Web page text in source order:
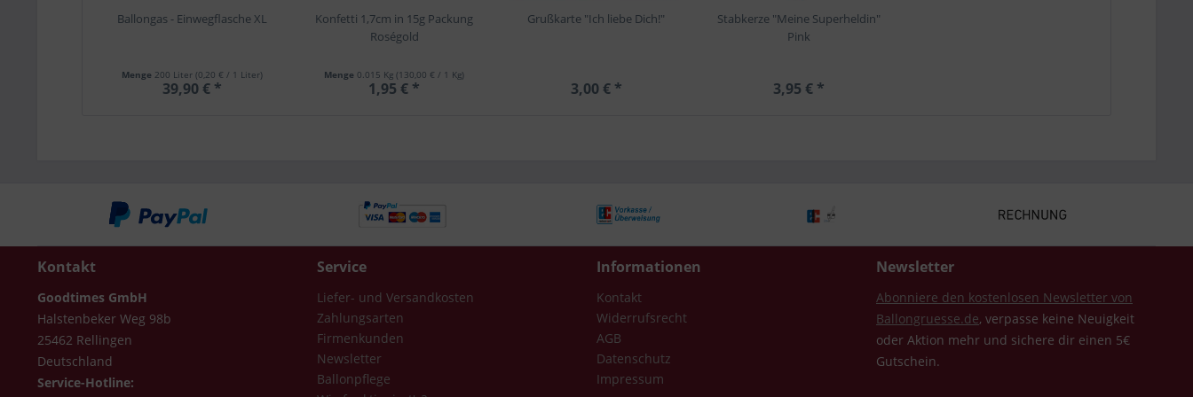
Ballongas - Einwegflasche XL
Menge 200 Liter(0,20 € / 1 Liter)
39,90 € *
Konfetti 1,7cm in 15g Packung
Roségold
Menge 0.015 Kg(130,00 € / 1 Kg)
1,95 € *
Grußkarte "Ich liebe Dich!"
3,00 € *
Stabkerze "Meine Superheldin"
Pink
3,95 € *
Kontakt
Goodtimes GmbH
Halstenbeker Weg 98b
25462 Rellingen
Deutschland
Service-Hotline:
Service
Liefer- und Versandkosten
Zahlungsarten
Firmenkunden
Newsletter
Ballonpflege
Informationen
Kontakt
Widerrufsrecht
AGB
Datenschutz
Impressum
Newsletter
Abonniere den kostenlosen Newsletter von
Ballongruesse.de, verpasse keine Neuigkeit
oder Aktion mehr und sichere dir einen 5€
Gutschein.